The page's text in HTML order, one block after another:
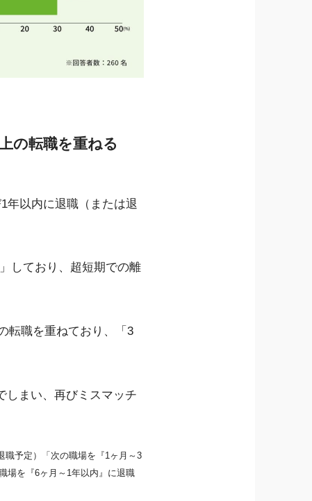
の転職を重ねる
年以内に退職（または退
しており、超短期での離
転職を重ねており、「3
しまい、再びミスマッチ
職予定）「次の職場を『1ヶ月～3
場を『6ヶ月～1年以内』に退職